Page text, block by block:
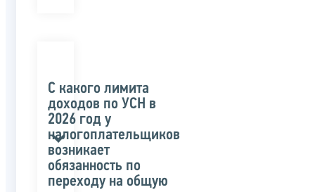
С какого лимита
доходов по УСН в
2026 год у
налогоплательщиков
возникает
обязанность по
переходу на общую